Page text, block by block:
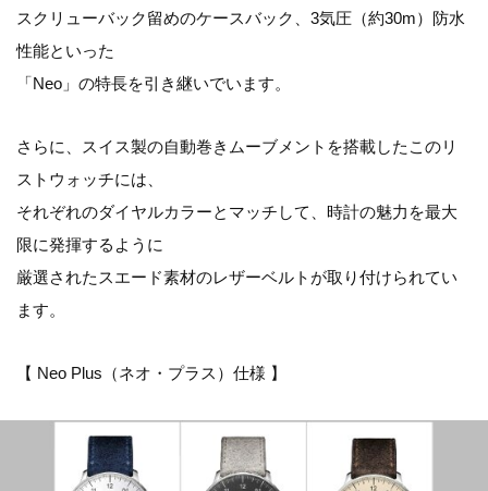
スクリューバック留めのケースバック、3気圧（約30m）防水
性能といった
「Neo」の特長を引き継いでいます。
さらに、スイス製の自動巻きムーブメントを搭載したこのリ
ストウォッチには、
それぞれのダイヤルカラーとマッチして、時計の魅力を最大
限に発揮するように
厳選されたスエード素材のレザーベルトが取り付けられてい
ます。
【 Neo Plus（ネオ・プラス）仕様 】